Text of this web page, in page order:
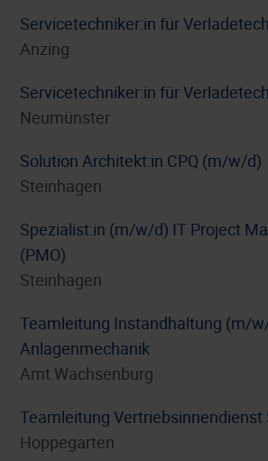
Servicetechniker:in für
Anzing
Servicetechniker:in für
Neumünster
Solution Architekt:in CPQ (m/w/d)
Steinhagen
Spezialist:in (m/w/d) IT Project
(PMO)
Steinhagen
Teamleitung Instandhaltung (m/
Anlagenmechanik
Amt Wachsenburg
Teamleitung
Hoppegarten